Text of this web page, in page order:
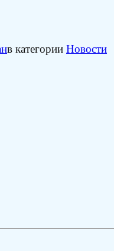
в категории Новости